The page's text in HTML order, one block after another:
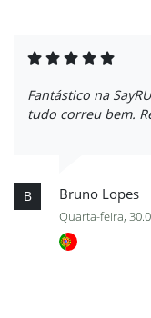
Fantástico na
tudo correu bem.
B Bruno Lopes
Quarta-feira,